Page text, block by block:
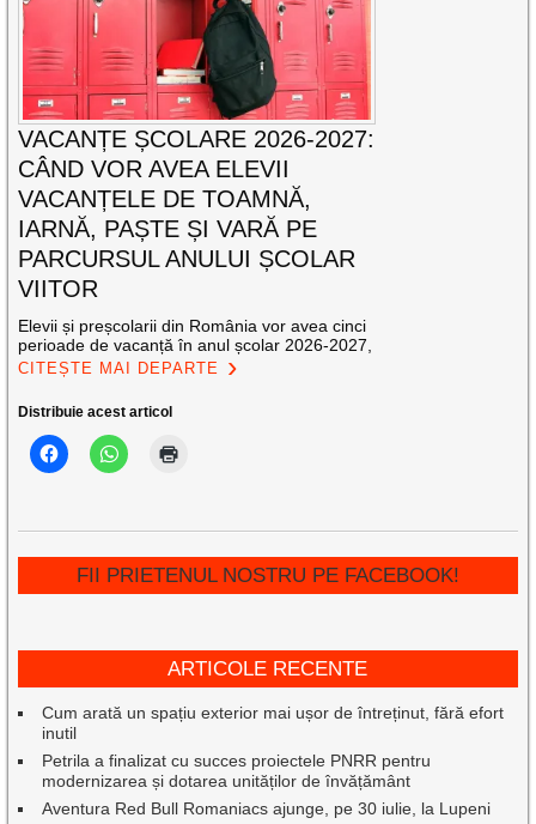
VACANȚE ȘCOLARE 2026-2027:
CÂND VOR AVEA ELEVII
VACANȚELE DE TOAMNĂ,
IARNĂ, PAȘTE ȘI VARĂ PE
PARCURSUL ANULUI ȘCOLAR
VIITOR
Elevii și preșcolarii din România vor avea cinci
perioade de vacanță în anul școlar 2026-2027,
CITEȘTE MAI DEPARTE
Distribuie acest articol
FII PRIETENUL NOSTRU PE FACEBOOK!
ARTICOLE RECENTE
Cum arată un spațiu exterior mai ușor de întreținut, fără efort
inutil
Petrila a finalizat cu succes proiectele PNRR pentru
modernizarea și dotarea unităților de învățământ
Aventura Red Bull Romaniacs ajunge, pe 30 iulie, la Lupeni